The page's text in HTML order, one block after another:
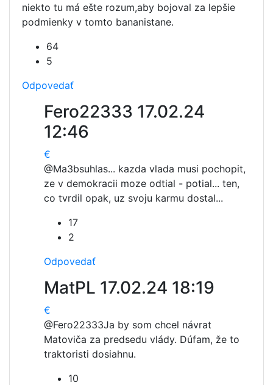
niekto tu má ešte rozum,aby bojoval za lepšie
podmienky v tomto bananistane.
64
5
Odpovedať
Fero22333 17.02.24
12:46
€
@Ma3bsuhlas... kazda vlada musi pochopit,
ze v demokracii moze odtial - potial... ten,
co tvrdil opak, uz svoju karmu dostal...
17
2
Odpovedať
MatPL 17.02.24 18:19
€
@Fero22333Ja by som chcel návrat
Matoviča za predsedu vlády. Dúfam, že to
traktoristi dosiahnu.
10